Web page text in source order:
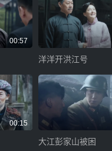
00:57
洋洋开洪江号
00:15
大江彭家山被困